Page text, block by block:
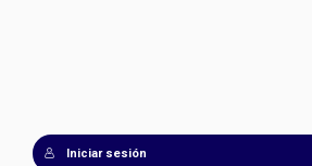
Iniciar sesión